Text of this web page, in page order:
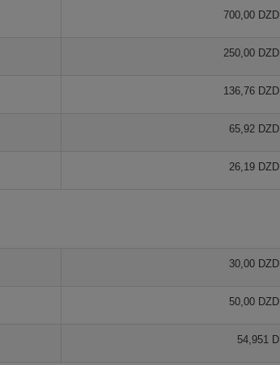
700,00 DZD
250,00 DZD
136,76 DZD
65,92 DZD
26,19 DZD
30,00 DZD
50,00 DZD
54,951 D